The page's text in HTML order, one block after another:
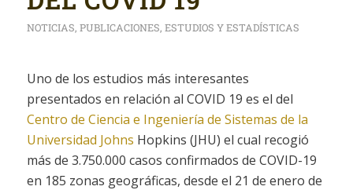
NOTICIAS, PUBLICACIONES, ESTUDIOS Y ESTADÍSTICAS
Uno de los estudios más interesantes
presentados en relación al COVID 19 es el del
Centro de Ciencia e Ingeniería de Sistemas de la
Universidad Johns Hopkins (JHU) el cual recogió
más de 3.750.000 casos confirmados de COVID-19
en 185 zonas geográficas, desde el 21 de enero de